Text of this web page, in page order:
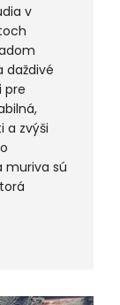
v
daždivé
pre
a zvýši
muriva sú